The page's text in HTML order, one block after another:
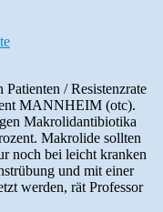
/ Resistenzrate
MANNHEIM (otc).
Makrolidantibiotika
Makrolide sollten
noch bei leicht kranken
und mit einer
werden, rät Professor